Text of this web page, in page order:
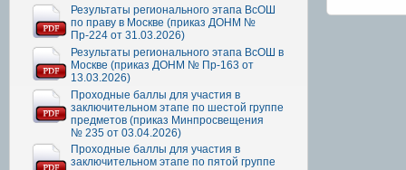
Результаты регионального этапа ВсОШ
по праву в Москве (приказ ДОНМ №
Пр-224 от 31.03.2026)
Результаты регионального этапа ВсОШ в
Москве (приказ ДОНМ № Пр-163 от
13.03.2026)
Проходные баллы для участия в
заключительном этапе по шестой группе
предметов (приказ Минпросвещения
№ 235 от 03.04.2026)
Проходные баллы для участия в
заключительном этапе по пятой группе